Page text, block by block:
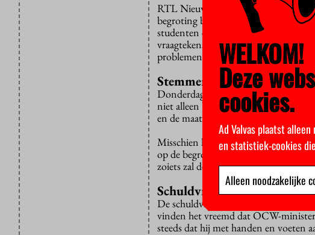
RTL Nieuws
een intern
begroting beantwoorden. Zij wijzen
studenten en het zou ingewikkeld
vraagtekens bij bezuinigingen als
problemen waren overigensallang
Stemmen
Donderdag stemt de Tweede Kamer
niet alleen bezuinigingen op het
en de maatschappelijke diensttijd.
Misschien komt het kabinet met een
op de begroting staat. De minister
zoiets zal de oppositie deze keer
Schuldvraag
De schuldvraag ligt inmiddels ook op
vinden het vreemd dat OCW-
steeds dat hij met handen en voeten
WELKOM!
Deze
cookies.
Ad Valvas plaatst
en statistiek-cookies
Alleen noodzakelijke